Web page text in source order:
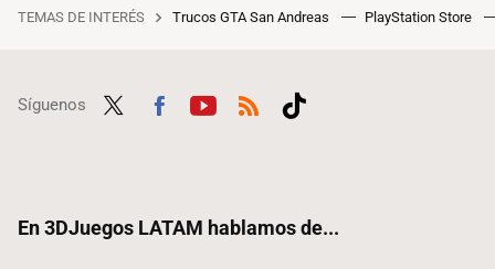
TEMAS DE INTERÉS Trucos GTA San Andreas PlayStation Store
Síguenos
En 3DJuegos LATAM hablamos de...